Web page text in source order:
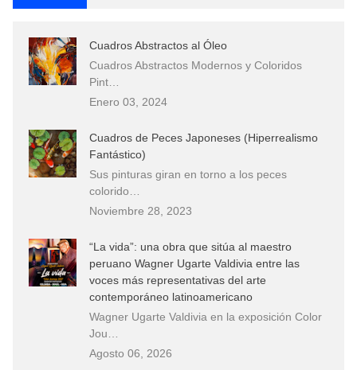
Cuadros Abstractos al Óleo
Cuadros Abstractos Modernos y Coloridos
Pint…
Enero 03, 2024
Cuadros de Peces Japoneses (Hiperrealismo
Fantástico)
Sus pinturas giran en torno a los peces
colorido…
Noviembre 28, 2023
“La vida”: una obra que sitúa al maestro
peruano Wagner Ugarte Valdivia entre las
voces más representativas del arte
contemporáneo latinoamericano
Wagner Ugarte Valdivia en la exposición Color
Jou…
Agosto 06, 2026